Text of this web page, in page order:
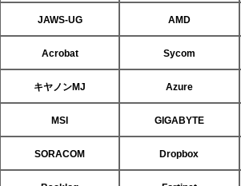
JAWS-UG AMD
Acrobat Sycom
キヤノンMJ Azure
MSI GIGABYTE
SORACOM Dropbox